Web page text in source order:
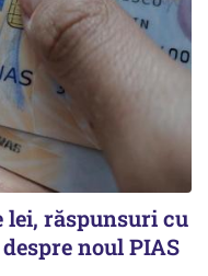
lei, răspunsuri cu
noul PIAS